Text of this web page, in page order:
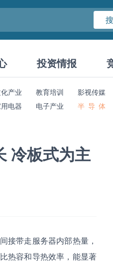
投资情报
产业 教育培训
影视传媒
电器 电子产业 半 导 体
冷板式为主
接带走服务器内部热量，
热容和导热效率，能显著